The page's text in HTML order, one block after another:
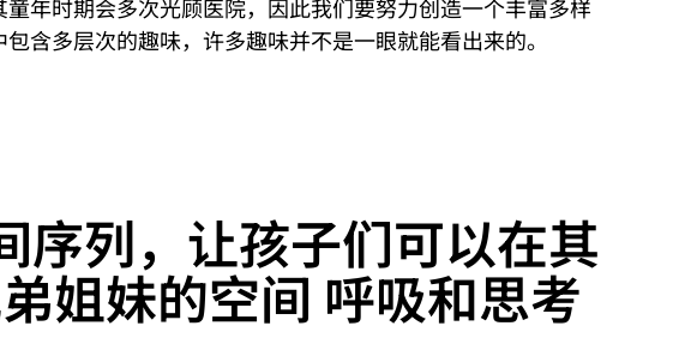
含多层次的趣味，许多趣味并不是一眼就能看出来的。
列，让孩子们可以在其
姐妹的空间 呼吸和思考